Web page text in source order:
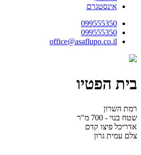
אינסטגרם
099555350
099555350
office@asaflupo.co.il
בית הפטיו
רמת השרון
שטח בנוי - 700 מ"ר
אדריכל פיצו קדם
צלם עמית גרון